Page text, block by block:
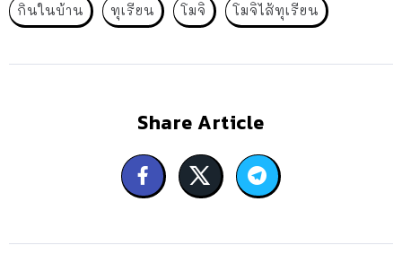
กินในบ้าน ทุเรียน โมจิ โมจิไส้ทุเรียน
Share Article